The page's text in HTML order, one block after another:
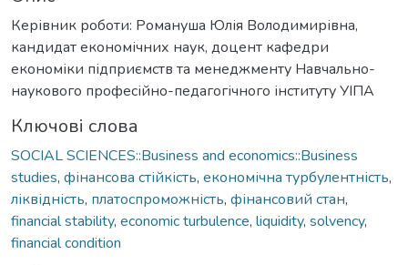
Керівник роботи: Романуша Юлія Володимирівна,
кандидат економічних наук, доцент кафедри
економіки підприємств та менеджменту Навчально-
наукового професійно-педагогічного інституту УІПА
Ключові слова
SOCIAL SCIENCES::Business and economics::Business
studies, фінансова стійкість, економічна турбулентність,
ліквідність, платоспроможність, фінансовий стан,
financial stability, economic turbulence, liquidity, solvency,
financial condition